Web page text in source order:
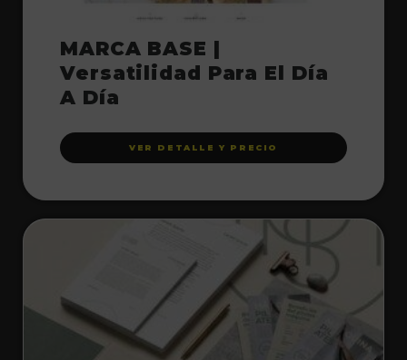
MARCA BASE |
Versatilidad Para El Día
A Día
VER DETALLE Y PRECIO